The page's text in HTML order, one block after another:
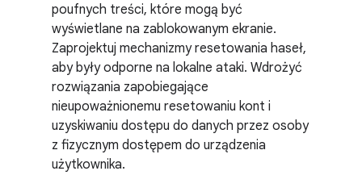
poufnych treści, które mogą być
wyświetlane na zablokowanym ekranie.
Zaprojektuj mechanizmy resetowania haseł,
aby były odporne na lokalne ataki. Wdrożyć
rozwiązania zapobiegające
nieupoważnionemu resetowaniu kont i
uzyskiwaniu dostępu do danych przez osoby
z fizycznym dostępem do urządzenia
użytkownika.